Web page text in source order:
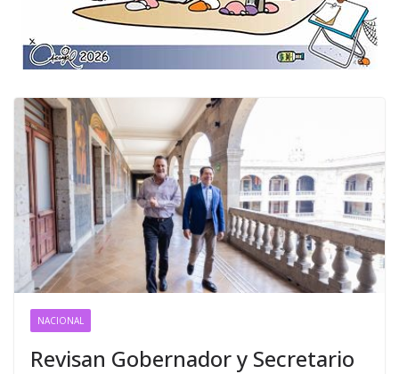
NACIONAL
Revisan Gobernador y Secretario